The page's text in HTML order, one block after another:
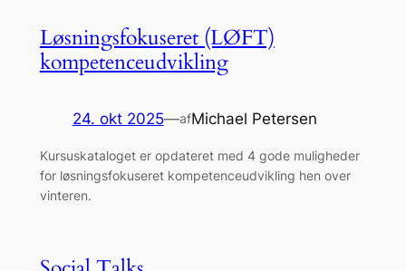
Løsningsfokuseret (LØFT)
kompetenceudvikling
24. okt 2025—afMichael Petersen
Kursuskataloget er opdateret med 4 gode muligheder
for løsningsfokuseret kompetenceudvikling hen over
vinteren.